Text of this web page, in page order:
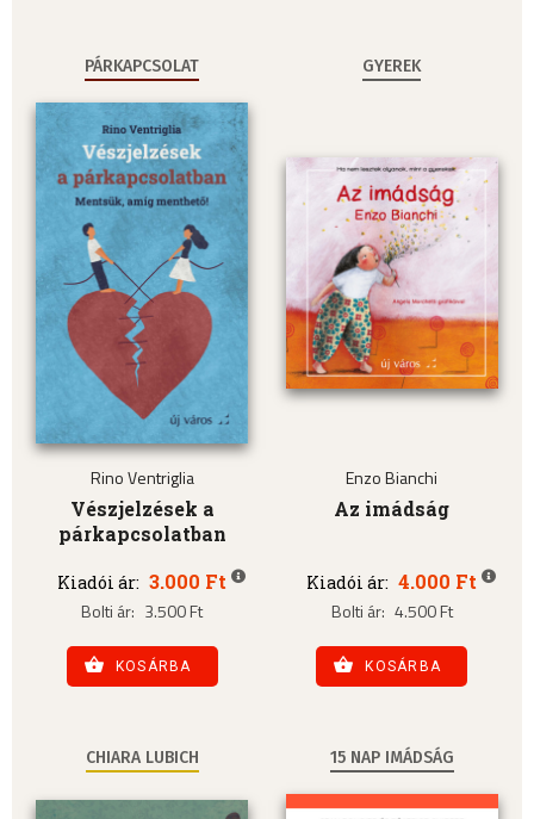
PÁRKAPCSOLAT
Rino Ventriglia
Vészjelzések a
párkapcsolatban
Kiadói ár: 3.000 Ft
Bolti ár: 3.500 Ft
KOSÁRBA
GYEREK
Enzo Bianchi
Az imádság
Kiadói ár: 4.000 Ft
Bolti ár: 4.500 Ft
KOSÁRBA
CHIARA LUBICH 15 NAP IMÁDSÁG